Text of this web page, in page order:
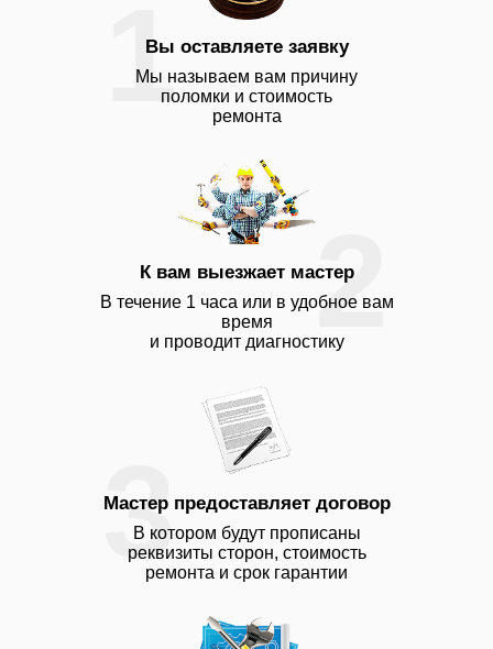
Мы называем вам причину
поломки и стоимость
ремонта
Вы оставляете заявку
В течение 1 часа или в удобное вам
время
и проводит диагностику
К вам выезжает мастер
В котором будут прописаны
реквизиты сторон, стоимость
ремонта и срок гарантии
Мастер предоставляет договор
1
2
3